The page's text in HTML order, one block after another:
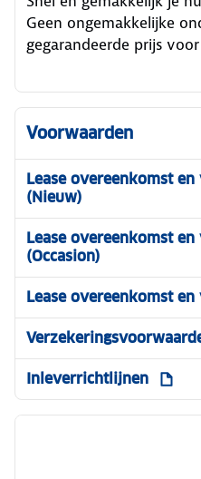
Geen ongemakkelijke
gegarandeerde prijs
Voorwaarden
Lease overeenkomst
(Nieuw)
Lease overeenkomst
(Occasion)
Lease overeenkomst
Inleverrichtlijnen